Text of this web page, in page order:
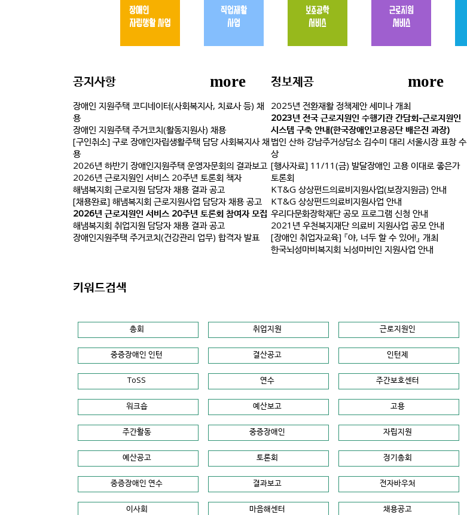
공지사항 more
장애인 지원주택 코디네이터(사회복지사, 치료사 등) 채
용
장애인 지원주택 주거코치(활동지원사) 채용
[구인취소] 구로 장애인자립생활주택 담당 사회복지사 채
용
2026년 하반기 장애인지원주택 운영자문회의 결과보고
2026년 근로지원인 서비스 20주년 토론회 책자
해냄복지회 근로지원 담당자 채용 결과 공고
[채용완료] 해냄복지회 근로지원사업 담당자 채용 공고
2026년 근로지원인 서비스 20주년 토론회 참여자 모집
해냄복지회 취업지원 담당자 채용 결과 공고
장애인지원주택 주거코치(건강관리 업무) 합격자 발표
정보제공 more
2025년 전환재활 정책제안 세미나 개최
2023년 전국 근로지원인 수행기관 간담회-근로지원인
시스템 구축 안내(한국장애인고용공단 배은진 과장)
법인 산하 강남주거상담소 김수미 대리 서울시장 표창 수
상
[행사자료] 11/11(금) 발달장애인 고용 이대로 좋은가
토론회
KT&G 상상펀드의료비지원사업(보장지원금) 안내
KT&G 상상펀드의료비지원사업 안내
우리다문화장학재단 공모 프로그램 신청 안내
2021년 우천복지재단 의료비 지원사업 공모 안내
[장애인 취업자교육] 『야, 너두 할 수 있어!』 개최
한국뇌성마비복지회 뇌성마비인 지원사업 안내
키워드검색
총회 취업지원 근로지원인
중증장애인 인턴 결산공고 인턴제
ToSS 연수 주간보호센터
워크숍 예산보고 고용
주간활동 중증장애인 자립지원
예산공고 토론회 정기총회
중증장애인 연수 결과보고 전자바우처
이사회 마음해센터 채용공고